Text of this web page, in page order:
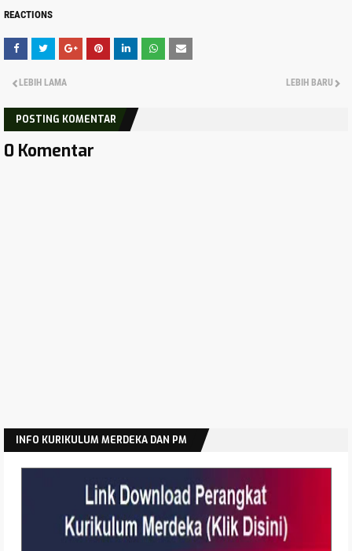
REACTIONS
LEBIH BARU
LEBIH LAMA
POSTING KOMENTAR
0 Komentar
INFO KURIKULUM MERDEKA DAN PM